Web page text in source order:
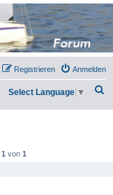
Anmelden
Registrieren
Select Language ▼
1 von 1